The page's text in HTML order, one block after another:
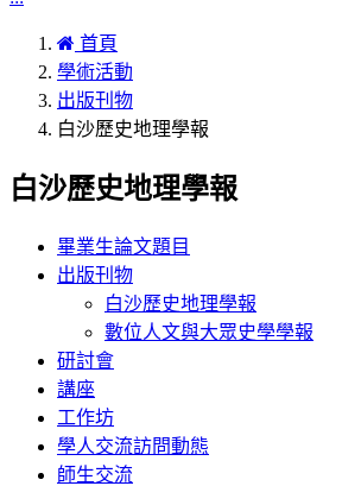
首頁
學術活動
出版刊物
白沙歷史地理學報
白沙歷史地理學報
畢業生論文題目
出版刊物
白沙歷史地理學報
數位人文與大眾史學學報
研討會
講座
工作坊
學人交流訪問動態
師生交流